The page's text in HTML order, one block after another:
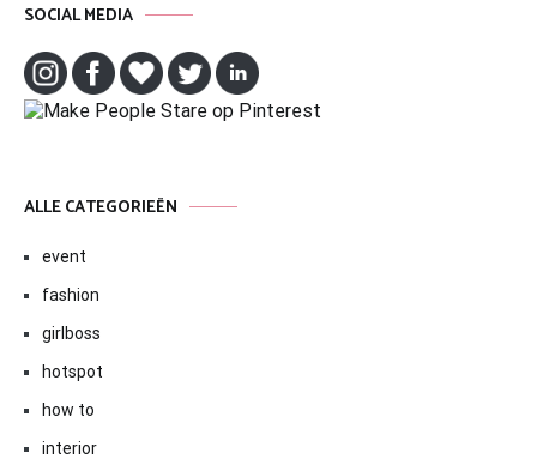
SOCIAL MEDIA
ALLE CATEGORIEËN
event
fashion
girlboss
hotspot
how to
interior